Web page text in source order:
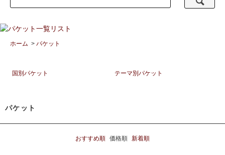
ホーム > パケット
国別パケット テーマ別パケット
パケット
おすすめ順 価格順 新着順